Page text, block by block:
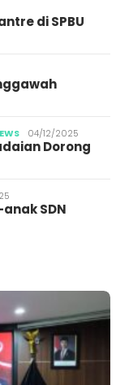
di SPBU
04/12/2025
Dorong
SDN